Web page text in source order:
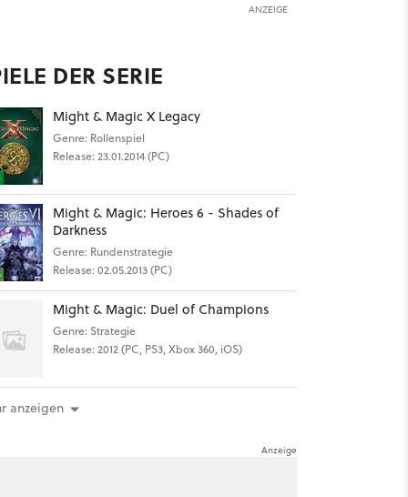
ANZEIGE
DER SERIE
Might & Magic X Legacy
Genre: Rollenspiel
Release: 23.01.2014 (PC)
Might & Magic: Heroes 6 - Shades of
Darkness
Genre: Rundenstrategie
Release: 02.05.2013 (PC)
Might & Magic: Duel of Champions
Genre: Strategie
Release: 2012 (PC, PS3, Xbox 360, iOS)
anzeigen